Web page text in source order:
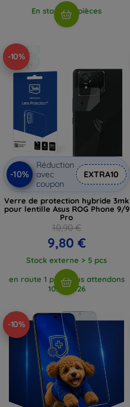
En stock > 5 pièces
-10%
-10%
Réduction
avec
coupon
EXTRA10
Verre de protection hybride 3mk
pour lentille Asus ROG Phone 9/9
Pro
10,90 €
9,80 €
Stock externe > 5 pcs
en route 1 pcs, nous attendons
10. 8. 2026
-10%